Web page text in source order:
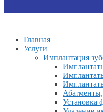
Главная
Услуги
Имплантация
Установка